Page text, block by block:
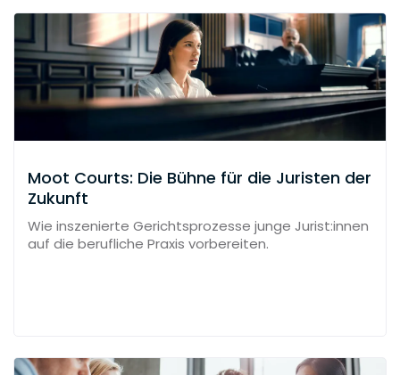
Moot Courts: Die Bühne für die Juristen der
Zukunft
Wie inszenierte Gerichtsprozesse junge Jurist:innen
auf die berufliche Praxis vorbereiten.